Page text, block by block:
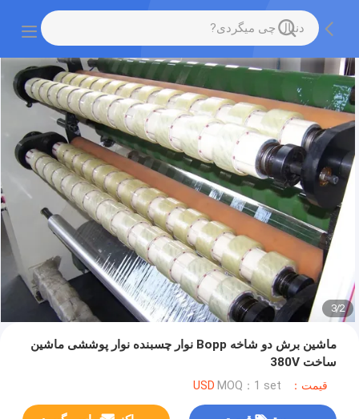
2
/
3
ماشین برش دو شاخه Bopp نوار چسبنده نوار پوششی ماشین
ساخت 380V
قیمت：USD MOQ：1 set